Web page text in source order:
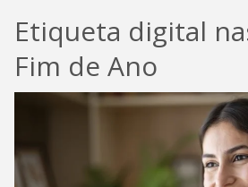
Etiqueta digital
Fim de Ano